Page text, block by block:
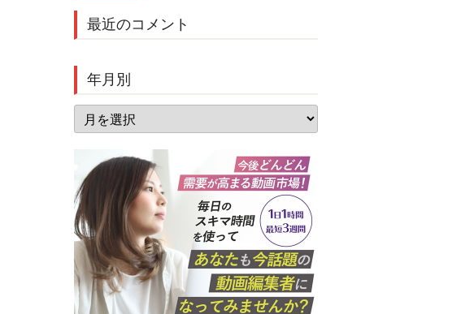
最近のコメント
年月別
月